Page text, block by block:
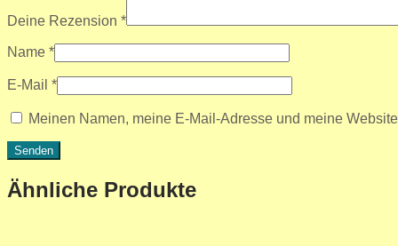
Deine Rezension *
Name *
E-Mail *
Meinen Namen, meine E-Mail-Adresse und meine
Ähnliche Produkte